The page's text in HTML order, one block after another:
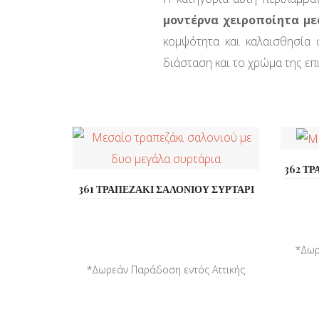
μοντέρνα χειροποίητα
κομψότητα και
διάσταση και το χρώμα της
361 ΤΡΑΠΕΖΑΚΙ ΣΑΛΟΝΙΟΥ ΣΥΡΤΑΡΙ
*Δωρεάν Παράδοση εντός Αττικής
362